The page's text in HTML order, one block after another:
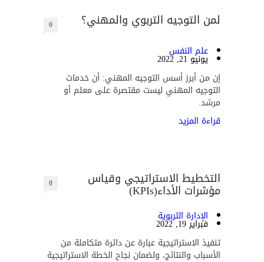
لمن التوجيه التربوي والمهني؟ 0
علم النفس
يونيو 21, 2022
إن من أبرز أسس التوجيه المهني: أن خدمات
التوجيه المهني ليست مقتصرة على معلم أو
مرشد.
قراءة المزيد
التخطيط الاستراتيجي وقياس
مؤشرات الأداء(KPIs) 0
الإدارة التربوية
فبراير 19, 2022
تنفيذ الاستراتيجية عبارة عن دائرة متكاملة من
الأسباب والنتائج، ولضمان نجاح الخطة الاستراتيجية